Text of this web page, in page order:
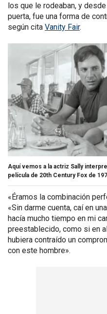
los que le rodeaban, y
puerta, fue una forma de
según cita Vanity Fair.
Aquí vemos a la actriz Sally
película de 20th Century Fox de
«Éramos la combinación
«Sin darme cuenta, caí en
hacía mucho tiempo en mi
preestablecido, como si en
hubiera contraído un
con este hombre».